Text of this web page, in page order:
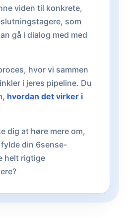
viden til konkrete,
som
gå i dialog med med
hvor vi sammen
i jeres pipeline. Du
hvordan det virker i
dig at høre mere om,
din 6sense-
helt rigtige